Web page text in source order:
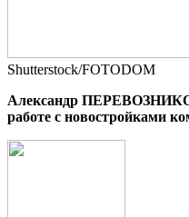
Shutterstock/FOTODOM
Александр
работе с новостройками